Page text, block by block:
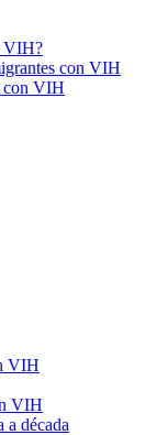
VIH?
con VIH
con VIH
VIH
VIH
a década